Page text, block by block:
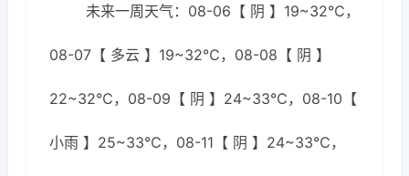
未来一周天气：08-06【 阴 】19~32℃，
08-07【 多云 】19~32℃，08-08【 阴 】
22~32℃，08-09【 阴 】24~33℃，08-10【
小雨 】25~33℃，08-11【 阴 】24~33℃，